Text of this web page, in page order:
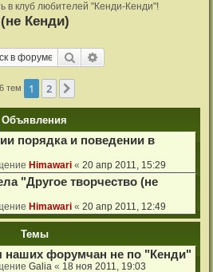
в клуб любителей "Кенди-Кенди"!
Кенди)
Поиск
тем 1 2
Объявления
порядка и поведении в
Himawari « 20 апр 2011, 15:29
"Другое творчество (не
Himawari « 20 апр 2011, 12:49
Темы
форумчан не по "Кенди"
Galia « 18 ноя 2011, 19:03